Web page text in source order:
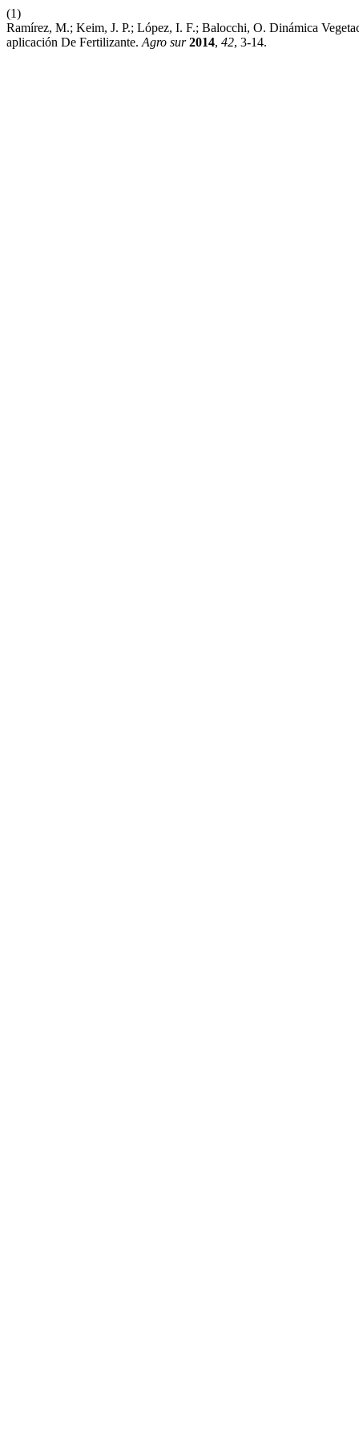
(1)
Ramírez, M.; Keim, J. P.; López, I. F.; Balocchi, O. Dinámica
aplicación De Fertilizante. Agro sur 2014, 42, 3-14.